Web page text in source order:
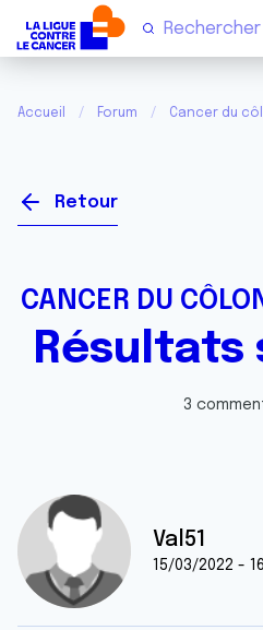
Accueil Forum Cancer du
Retour
CANCER DU
Résultats
3
Val51
15/03/2022 -